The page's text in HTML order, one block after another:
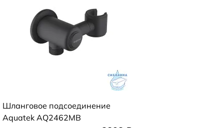
Шланговое подсоединение
Aquatek AQ2462MB